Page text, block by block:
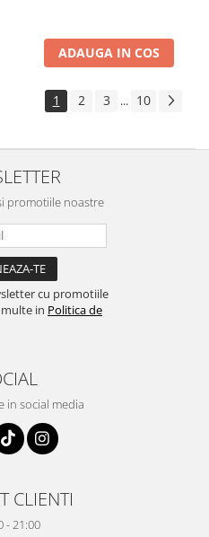
ADAUGA IN COS
1 2 3 ... 10
promotiile noastre
cu promotiile
in Politica de
in social media
CLIENTI
- 21:00